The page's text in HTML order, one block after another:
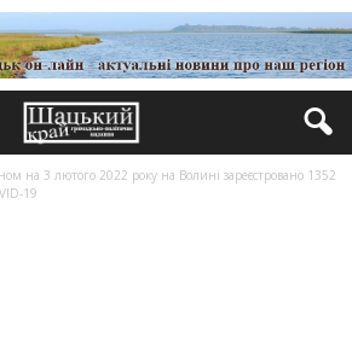
на 3 лютого 2022 року на Волині зареєстровано 1352
19